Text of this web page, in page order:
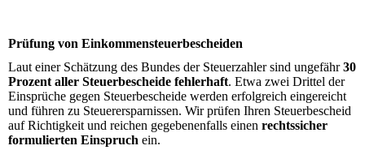
Prüfung von Einkommensteuerbescheiden
Laut einer Schätzung des Bundes der Steuerzahler sind ungefähr30
Prozent aller Steuerbescheide fehlerhaft. Etwa zwei Drittel der
Einsprüche gegen Steuerbescheide werden erfolgreich eingereicht
und führen zu Steuerersparnissen. Wir prüfen Ihren Steuerbescheid
auf Richtigkeit und reichen gegebenenfalls einen rechtssicher
formulierten Einspruch ein.